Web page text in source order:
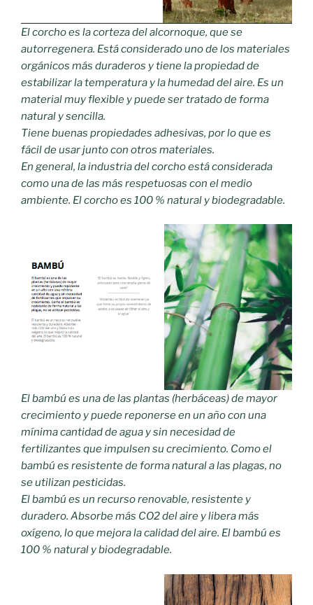
El corcho es la corteza del alcornoque, que se
autorregenera. Está considerado uno de los materiales
orgánicos más duraderos y tiene la propiedad de
estabilizar la temperatura y la humedad del aire. Es un
material muy flexible y puede ser tratado de forma
natural y sencilla.
Tiene buenas propiedades adhesivas, por lo que es
fácil de usar junto con otros materiales.
En general, la industria del corcho está considerada
como una de las más respetuosas con el medio
ambiente. El corcho es 100 % natural y biodegradable.
El bambú es una de las plantas (herbáceas) de mayor
crecimiento y puede reponerse en un año con una
mínima cantidad de agua y sin necesidad de
fertilizantes que impulsen su crecimiento. Como el
bambú es resistente de forma natural a las plagas, no
se utilizan pesticidas.
El bambú es un recurso renovable, resistente y
duradero. Absorbe más CO2 del aire y libera más
oxígeno, lo que mejora la calidad del aire. El bambú es
100 % natural y biodegradable.